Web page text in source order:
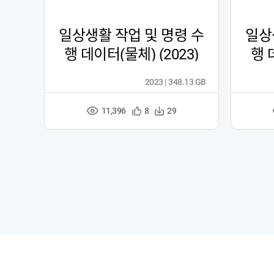
일상생활 작업 및 명령 수
행 데이터(물체) (2023)
조
수
11,396
관
등
8
다
수
29
2023 | 348.13 GB
일
행